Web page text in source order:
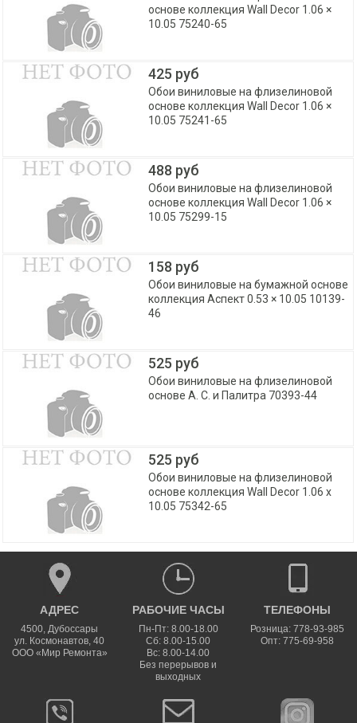
основе коллекция Wall Decor 1.06 ×
10.05 75240-65
425 руб
Обои виниловые на флизелиновой
основе коллекция Wall Decor 1.06 ×
10.05 75241-65
488 руб
Обои виниловые на флизелиновой
основе коллекция Wall Decor 1.06 ×
10.05 75299-15
158 руб
Обои виниловые на бумажной основе
коллекция Аспект 0.53 × 10.05 10139-
46
525 руб
Обои виниловые на флизелиновой
основе А. С. и Палитра 70393-44
525 руб
Обои виниловые на флизелиновой
основе коллекция Wall Decor 1.06 x
10.05 75342-65
АДРЕС
4500,Дубоссары
ул. Космонавтов, 40
ООО «Мир Ремонта»
РАБОЧИЕ ЧАСЫ
Пн-Пт: 8.00-18.00
Сб: 8.00-15.00
Вс: 8.00-14.00
Без перерывов и
выходных
ТЕЛЕФОНЫ
Розница: 778-93-985
Опт: 775-69-958